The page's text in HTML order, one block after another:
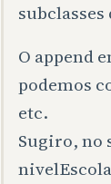
O append
podemos
etc.
Sugiro, no